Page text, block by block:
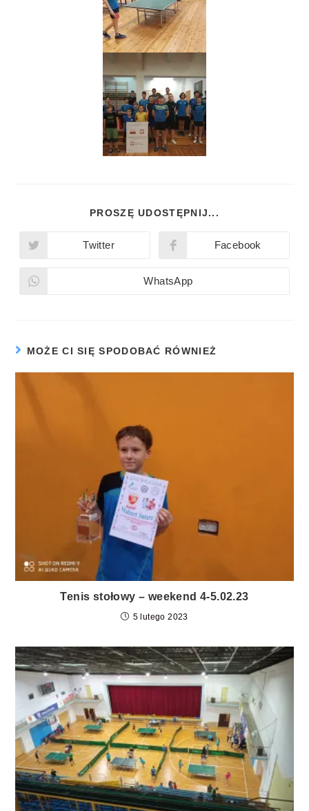
PROSZĘ UDOSTĘPNIJ...
Twitter Facebook
WhatsApp
MOŻE CI SIĘ SPODOBAĆ RÓWNIEŻ
Tenis stołowy – weekend 4-5.02.23
5 lutego 2023